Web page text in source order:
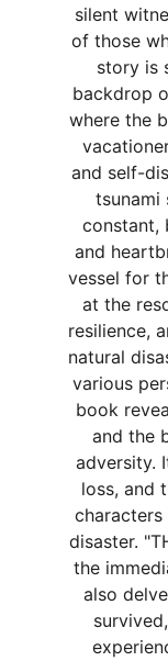
silent
of those
story is
backdrop
where the
and self-
tsunami
constant,
and
vessel for
at the
resilience,
natural
various
book
and the
adversity.
loss, and
disaster.
the
also